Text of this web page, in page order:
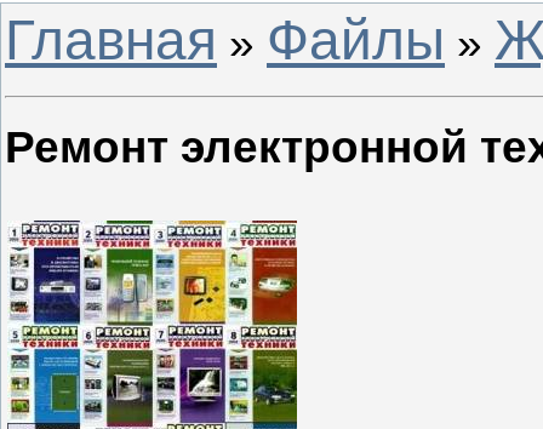
Главная » Файлы »
Ремонт электронной